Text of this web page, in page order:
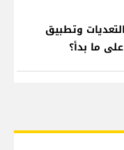
وتطبيق
ما بدأ؟